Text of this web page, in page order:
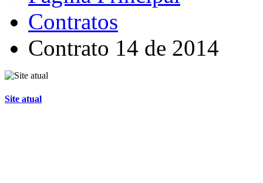
Contratos
Contrato 14 de 2014
Site atual